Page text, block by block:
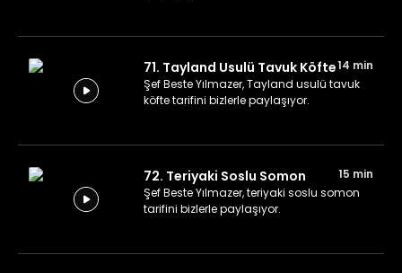
71. Tayland Usulü Tavuk Köfte14 min
Şef Beste Yılmazer, Tayland usulü tavuk
köfte tarifini bizlerle paylaşıyor.
72. Teriyaki Soslu Somon
15 min
Şef Beste Yılmazer, teriyaki soslu somon
tarifini bizlerle paylaşıyor.